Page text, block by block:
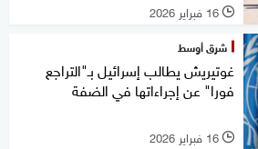
l 16 فبراير 2026
شرق أوسط
غوتيريش يطالب إسرائيل بـ"التراجع
فورا" عن إجراءاتها في الضفة
l 16 فبراير 2026